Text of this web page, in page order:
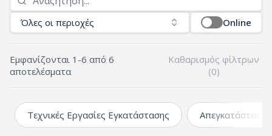
Όλες οι περιοχές Online
Εμφανίζονται 1 -6 από 6
αποτελέσματα
Καθαρισμός φίλτρων
(0)
Τεχνικές Εργασίες Εγκατάστασης Απεγκατάσταση